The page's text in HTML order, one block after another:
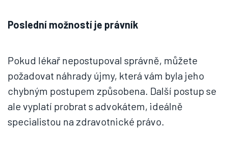
Poslední možností je právník
Pokud lékař nepostupoval správně, můžete
požadovat náhrady újmy, která vám byla jeho
chybným postupem způsobena. Další postup se
ale vyplatí probrat s advokátem, ideálně
specialistou na zdravotnické právo.